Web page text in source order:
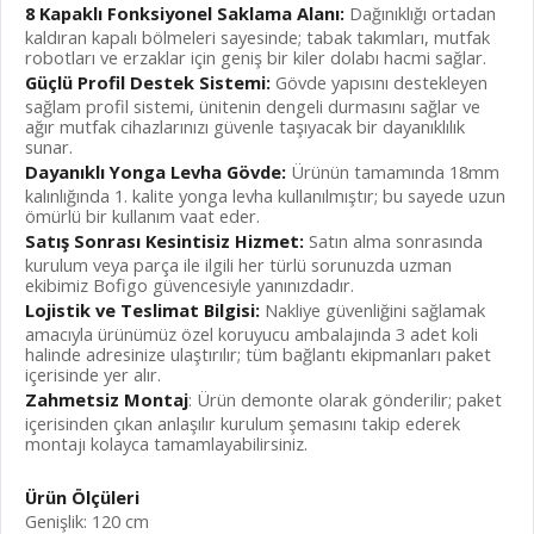
8 Kapaklı Fonksiyonel Saklama Alanı: Dağınıklığı ortadan
kaldıran kapalı bölmeleri sayesinde; tabak takımları, mutfak
robotları ve erzaklar için geniş bir kiler dolabı hacmi sağlar.
Güçlü Profil Destek Sistemi: Gövde yapısını destekleyen
sağlam profil sistemi, ünitenin dengeli durmasını sağlar ve
ağır mutfak cihazlarınızı güvenle taşıyacak bir dayanıklılık
sunar.
Dayanıklı Yonga Levha Gövde: Ürünün tamamında 18mm
kalınlığında 1. kalite yonga levha kullanılmıştır; bu sayede uzun
ömürlü bir kullanım vaat eder.
Satış Sonrası Kesintisiz Hizmet: Satın alma sonrasında
kurulum veya parça ile ilgili her türlü sorunuzda uzman
ekibimiz Bofigo güvencesiyle yanınızdadır.
Lojistik ve Teslimat Bilgisi: Nakliye güvenliğini sağlamak
amacıyla ürünümüz özel koruyucu ambalajında 3 adet koli
halinde adresinize ulaştırılır; tüm bağlantı ekipmanları paket
içerisinde yer alır.
Zahmetsiz Montaj: Ürün demonte olarak gönderilir; paket
içerisinden çıkan anlaşılır kurulum şemasını takip ederek
montajı kolayca tamamlayabilirsiniz.
Ürün Ölçüleri
Genişlik: 120 cm